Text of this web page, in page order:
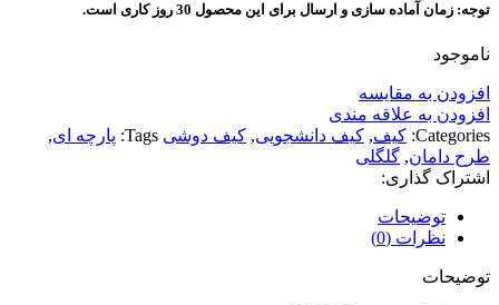
توجه: زمان آماده سازی و ارسال برای این محصول 30 روز کاری است.
ناموجود
افزودن به مقایسه
افزودن به علاقه مندی
Categories: کیف, کیف دانشجویی, کیف دوشی Tags: پارچه ای,
طرح دامان, گلگلی
اشتراک گذاری:
توضیحات
نظرات (0)
توضیحات